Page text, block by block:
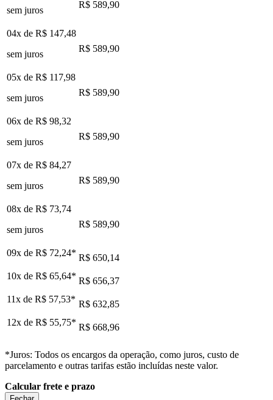
sem juros
R$ 589,90
04x de R$ 147,48
sem juros
R$ 589,90
05x de R$ 117,98
sem juros
R$ 589,90
06x de R$ 98,32
sem juros
R$ 589,90
07x de R$ 84,27
sem juros
R$ 589,90
08x de R$ 73,74
sem juros
R$ 589,90
09x de R$ 72,24* R$ 650,14
10x de R$ 65,64* R$ 656,37
11x de R$ 57,53* R$ 632,85
12x de R$ 55,75* R$ 668,96
*Juros: Todos os encargos da operação, como juros, custo de
parcelamento e outras tarifas estão incluídas neste valor.
Calcular frete e prazo